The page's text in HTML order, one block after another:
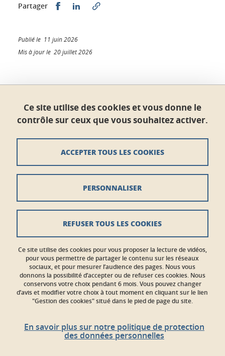
Partager Partager sur Facebook
Partager sur LinkedIn
Publié le 11 juin 2026
Mis à jour le 20 juillet 2026
École doctorale STEP
Maison du doctorat Jean Kuntzmann
110 rue de la Chimie 38400 Saint-Martin-d'Hères
ed-step@univ-grenoble-alpes.fr
Crédits
Contacts
Gestion des cookies
Accessibilité : non conforme
Ce site utilise des cookies et vous donne le
contrôle sur ceux que vous souhaitez activer.
Ce site utilise des cookies pour vous proposer la lecture de vidéos,
pour vous permettre de partager le contenu sur les réseaux
sociaux, et pour mesurer l’audience des pages. Nous vous
donnons la possibilité d’accepter ou de refuser ces cookies. Nous
conservons votre choix pendant 6 mois. Vous pouvez changer
d’avis et modifier votre choix à tout moment en cliquant sur le lien
"Gestion des cookies" situé dans le pied de page du site.
En savoir plus sur notre politique de protection
des données personnelles
ACCEPTER TOUS LES COOKIES
REFUSER TOUS LES COOKIES
PERSONNALISER